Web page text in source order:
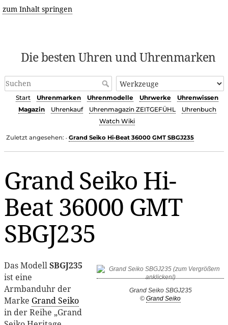
zum Inhalt springen
Die besten Uhren und Uhrenmarken
Start Uhrenmarken Uhrenmodelle Uhrwerke
Uhrenwissen
Magazin
Uhrenkauf Uhrenmagazin ZEITGEFÜHL
Uhrenbuch
Watch Wiki
Zuletzt angesehen: • Grand Seiko Hi-Beat 36000 GMT SBGJ235
Grand Seiko Hi-
Beat 36000 GMT
SBGJ235
Grand Seiko SBGJ235
© Grand Seiko
Das ModellSBGJ235
ist eine
Armbanduhr der
Marke Grand Seiko
in der Reihe „Grand